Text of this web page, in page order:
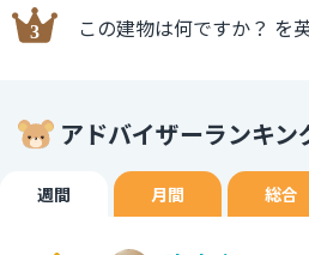
この建物は何ですか？ を
アドバイザーランキン
週間 月間 総合